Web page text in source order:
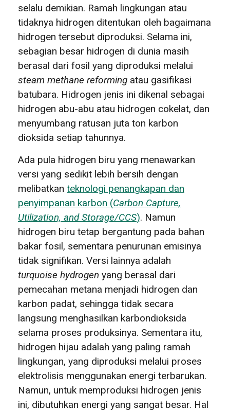
selalu demikian. Ramah lingkungan atau
tidaknya hidrogen ditentukan oleh bagaimana
hidrogen tersebut diproduksi. Selama ini,
sebagian besar hidrogen di dunia masih
berasal dari fosil yang diproduksi melalui
steam methane reforming atau gasifikasi
batubara. Hidrogen jenis ini dikenal sebagai
hidrogen abu-abu atau hidrogen cokelat, dan
menyumbang ratusan juta ton karbon
dioksida setiap tahunnya.
Ada pula hidrogen biru yang menawarkan
versi yang sedikit lebih bersih dengan
melibatkan teknologi penangkapan dan
penyimpanan karbon (Carbon Capture,
Utilization, and Storage/CCS). Namun
hidrogen biru tetap bergantung pada bahan
bakar fosil, sementara penurunan emisinya
tidak signifikan. Versi lainnya adalah
turquoise hydrogen yang berasal dari
pemecahan metana menjadi hidrogen dan
karbon padat, sehingga tidak secara
langsung menghasilkan karbondioksida
selama proses produksinya. Sementara itu,
hidrogen hijau adalah yang paling ramah
lingkungan, yang diproduksi melalui proses
elektrolisis menggunakan energi terbarukan.
Namun, untuk memproduksi hidrogen jenis
ini, dibutuhkan energi yang sangat besar. Hal